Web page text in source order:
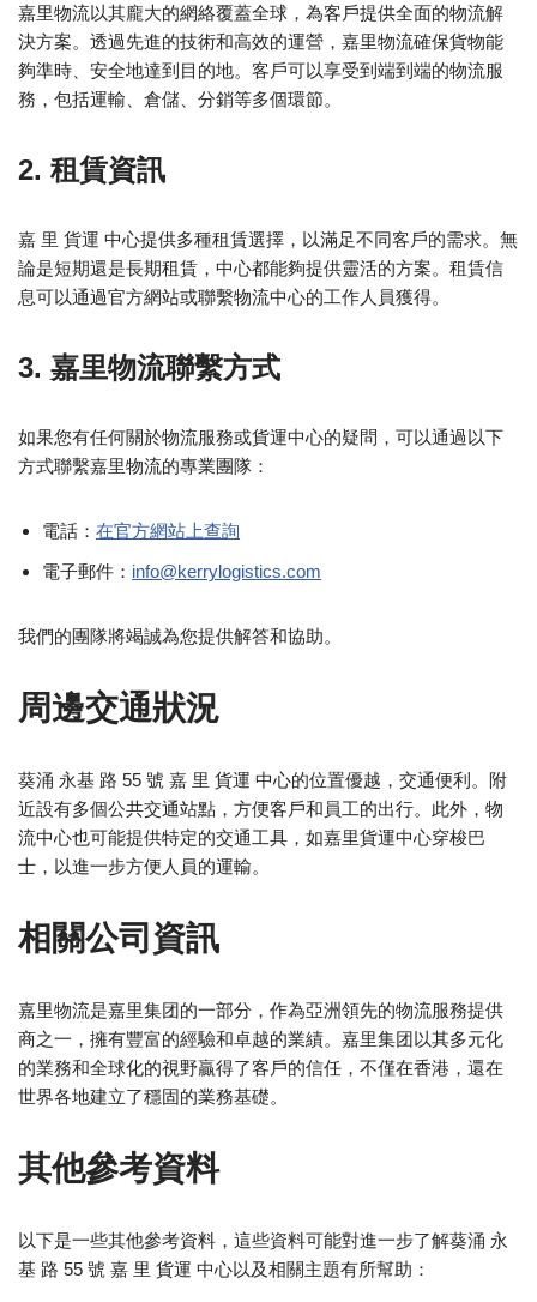
嘉里物流以其龐大的網絡覆蓋全球，為客戶提供全面的物流解
決方案。透過先進的技術和高效的運營，嘉里物流確保貨物能
夠準時、安全地達到目的地。客戶可以享受到端到端的物流服
務，包括運輸、倉儲、分銷等多個環節。
2. 租賃資訊
嘉 里 貨運 中心提供多種租賃選擇，以滿足不同客戶的需求。無
論是短期還是長期租賃，中心都能夠提供靈活的方案。租賃信
息可以通過官方網站或聯繫物流中心的工作人員獲得。
3. 嘉里物流聯繫方式
如果您有任何關於物流服務或貨運中心的疑問，可以通過以下
方式聯繫嘉里物流的專業團隊：
電話： 在官方網站上查詢
電子郵件： info@kerrylogistics.com
我們的團隊將竭誠為您提供解答和協助。
周邊交通狀況
葵涌 永基 路 55 號 嘉 里 貨運 中心的位置優越，交通便利。附
近設有多個公共交通站點，方便客戶和員工的出行。此外，物
流中心也可能提供特定的交通工具，如嘉里貨運中心穿梭巴
士，以進一步方便人員的運輸。
相關公司資訊
嘉里物流是嘉里集团的一部分，作為亞洲領先的物流服務提供
商之一，擁有豐富的經驗和卓越的業績。嘉里集团以其多元化
的業務和全球化的視野贏得了客戶的信任，不僅在香港，還在
世界各地建立了穩固的業務基礎。
其他參考資料
以下是一些其他參考資料，這些資料可能對進一步了解葵涌 永
基 路 55 號 嘉 里 貨運 中心以及相關主題有所幫助：